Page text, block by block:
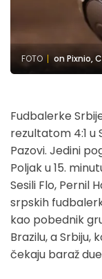
FOTO on Pixnio,
Fudbalerke
rezultatom 4:1 u
Pazovi. Jedini
Poljak u 15.
Sesili Flo, Pernil
srpskih
kao pobednik
Brazilu, a Srbiju,
čekaju baraž